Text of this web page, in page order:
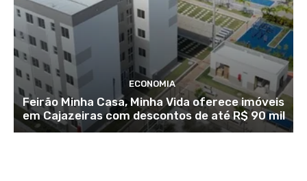
ECONOMIA
Feirão Minha Casa, Minha Vida oferece imóveis
em Cajazeiras com descontos de até R$ 90 mil